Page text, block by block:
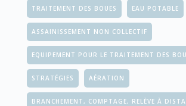
TRAITEMENT DES BOUES EAU POTABLE
ASSAINISSEMENT NON COLLECTIF
EQUIPEMENT POUR LE TRAITEMENT DES
STRATÉGIES AÉRATION
BRANCHEMENT, COMPTAGE, RELÈVE À